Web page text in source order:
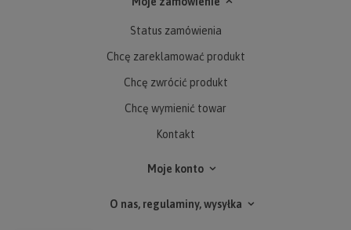
Status zamówienia
Chcę zareklamować produkt
Chcę zwrócić produkt
Chcę wymienić towar
Kontakt
Moje konto
O nas, regulaminy, wysyłka